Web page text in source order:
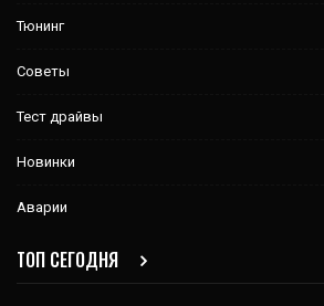
Тюнинг
Советы
Тест драйвы
Новинки
Аварии
ТОП СЕГОДНЯ